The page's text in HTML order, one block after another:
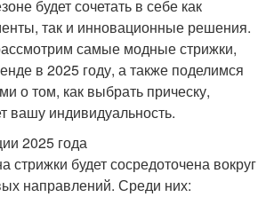
будет сочетать в себе как
так и инновационные решения.
самые модные стрижки,
в 2025 году, а также поделимся
о том, как выбрать прическу,
вашу индивидуальность.
2025 года
стрижки будет сосредоточена вокруг
направлений. Среди них: